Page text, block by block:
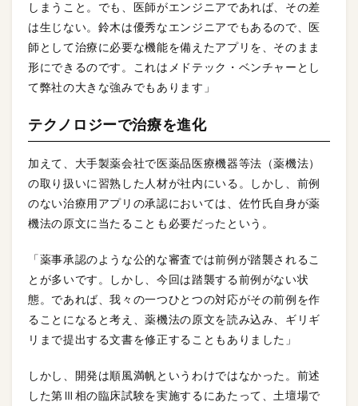
しまうこと。でも、医師がエンジニアであれば、その差
は生じない。鈴木は優秀なエンジニアでもあるので、医
師として治療に必要な機能を備えたアプリを、そのまま
形にできるのです。これはメドテック・ベンチャーとし
て弊社の大きな強みでもあります」
テクノロジーで治療を進化
加えて、大手製薬会社で医薬品医療機器等法（薬機法）
の取り扱いに習熟した人材が社内にいる。しかし、前例
のない治療用アプリの承認においては、佐竹氏自身が薬
機法の原文に当たることも必要だったという。
「薬事承認のような公的な審査では前例が踏襲されるこ
とが多いです。しかし、今回は踏襲する前例がない状
態。であれば、我々の一つひとつの対応がその前例を作
ることになると考え、薬機法の原文を読み込み、ギリギ
リまで提出する文書を修正することもありました」
しかし、開発は順風満帆というわけではなかった。前述
した第Ⅲ相の臨床試験を実施するにあたって、土壇場で